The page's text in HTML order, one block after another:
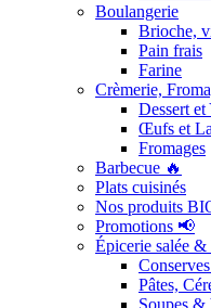
Boulangerie
Brioche,
Pain frais
Farine
Crèmerie,
Dessert et
Œufs et
Fromages
Barbecue 🔥
Plats cuisinés
Nos produits
Promotions 📢
Épicerie salée &
Pâtes,
Soupes &